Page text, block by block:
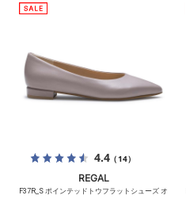
4.4（14）
REGAL
F37R_S ポインテッドトウフラットシューズ オ